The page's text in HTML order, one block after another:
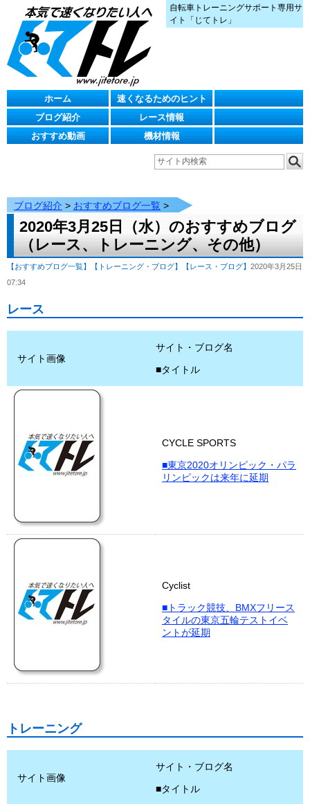
自転車トレーニングサポート専用サ
イト「じてトレ」
ホーム
速くなるためのヒント
ブログ紹介
レース情報
おすすめ動画
機材情報
ブログ紹介 > おすすめブログ一覧 >
2020年3月25日（水）のおすすめブログ
（レース、トレーニング、その他）
【おすすめブログ一覧】 【トレーニング・ブログ】 【レース・ブログ】 2020年3月25日
07:34
レース
サイト画像
サイト・ブログ名
■タイトル
CYCLE SPORTS
■東京2020オリンピック・パラ
リンピックは来年に延期
Cyclist
■トラック競技、BMXフリース
タイルの東京五輪テストイベ
ントが延期
トレーニング
サイト画像
サイト・ブログ名
■タイトル